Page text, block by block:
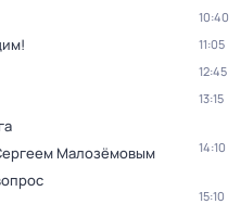
Малозёмовым
10:40
11:05
12:45
13:15
14:10
15:10